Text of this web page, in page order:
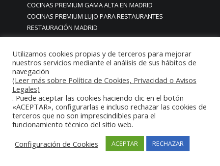
COCINAS PREMIUM GAMA ALTA EN MADRID
COCINAS PREMIUM LUJO PARA RESTAURANTES
RESTAURACIÓN MADRID
COCINAS PREMIUM MADRID
COCINAS PREMIUM PROFESIONALES MADRID
COCINAS PROFESIONALES
COCINAS PROFESIONALES • MOBILIARIO • ENCIMERAS •
REVESTIMIENTOS • ESTRUCTURAS • ELEMENTOS
DECORATIVOS ACERO INOXIDABLE
COCINAS PROFESIONALES A MEDIDA PERSONALIZADAS PARA
PARTICULARES
COCINAS PROFESIONALES ACERO INOXIDABLE
COCINAS PROFESIONALES HORECA
COCINAS PROFESIONALES HOSTELERÍA MADRID
Utilizamos cookies propias y de terceros para mejorar
nuestros servicios mediante el análisis de sus hábitos de
navegación
(Leer más sobre Política de Cookies, Privacidad o Avisos
Legales)
. Puede aceptar las cookies haciendo clic en el botón
«ACEPTAR», configurarlas e incluso rechazar las cookies de
terceros que no son imprescindibles para el
funcionamiento técnico del sitio web.
Configuración de Cookies
ACEPTAR RECHAZAR